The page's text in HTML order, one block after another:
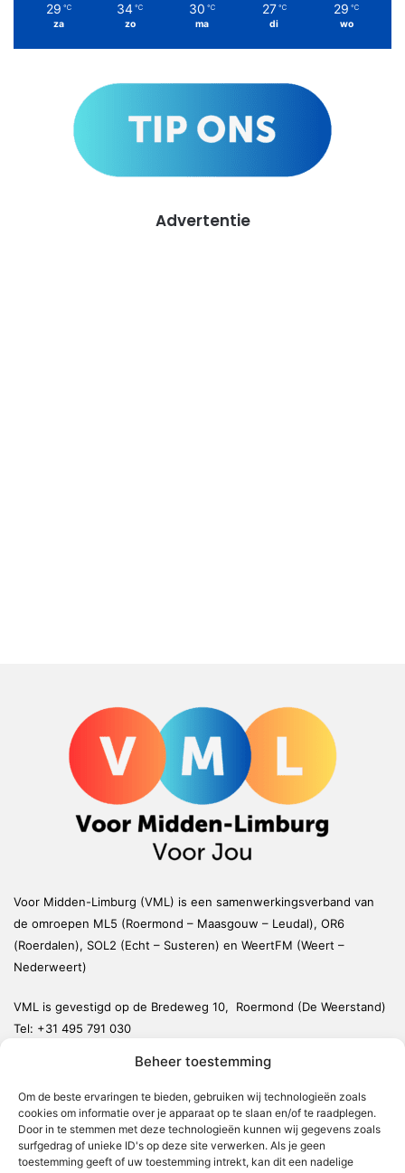
Beheer toestemming
Om de beste ervaringen te bieden, gebruiken wij technologieën zoals
cookies om informatie over je apparaat op te slaan en/of te raadplegen.
Door in te stemmen met deze technologieën kunnen wij gegevens zoals
surfgedrag of unieke ID's op deze site verwerken. Als je geen
toestemming geeft of uw toestemming intrekt, kan dit een nadelige
29 ℃
za
34 ℃
zo
30 ℃
ma
27 ℃
di
29 ℃
wo
Advertentie
Voor Midden-Limburg (VML) is een samenwerkingsverband van
de omroepen ML5 (Roermond – Maasgouw – Leudal), OR6
(Roerdalen), SOL2 (Echt – Susteren) en WeertFM (Weert –
Nederweert)
VML is gevestigd op de Bredeweg 10, Roermond (De Weerstand)
Tel: +31 495 791 030
Weert
Nederweert
Leudal